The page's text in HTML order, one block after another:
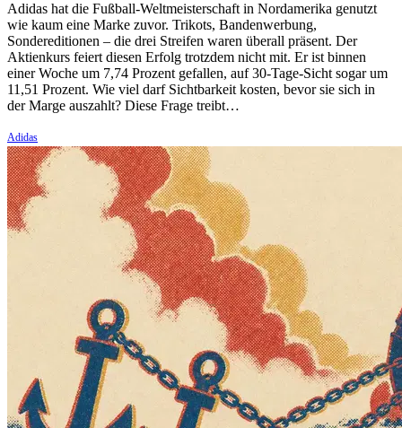
Adidas hat die Fußball-Weltmeisterschaft in Nordamerika genutzt
wie kaum eine Marke zuvor. Trikots, Bandenwerbung,
Sondereditionen – die drei Streifen waren überall präsent. Der
Aktienkurs feiert diesen Erfolg trotzdem nicht mit. Er ist binnen
einer Woche um 7,74 Prozent gefallen, auf 30-Tage-Sicht sogar um
11,51 Prozent. Wie viel darf Sichtbarkeit kosten, bevor sie sich in
der Marge auszahlt? Diese Frage treibt…
Adidas